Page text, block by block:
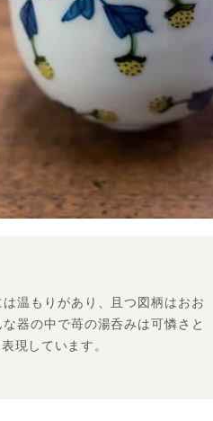
温もりがあり、且つ図柄はおお
器の中で苺の湯呑みは可憐さと
現しています。